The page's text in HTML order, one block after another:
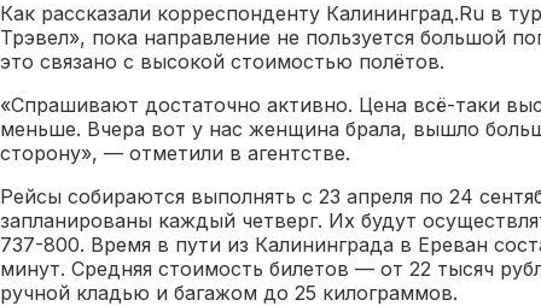
Как рассказали корреспонденту Калининград.Ru в
Трэвел», пока направление не пользуется большой
это связано с высокой стоимостью полётов.
«Спрашивают достаточно активно. Цена всё-таки
меньше. Вчера вот у нас женщина брала, вышло
сторону», — отметили в агентстве.
Рейсы собираются выполнять с 23 апреля по 24
запланированы каждый четверг. Их будут
737-800. Время в пути из Калининграда в Ереван
минут. Средняя стоимость билетов — от 22 тысяч
ручной кладью и багажом до 25 килограммов.